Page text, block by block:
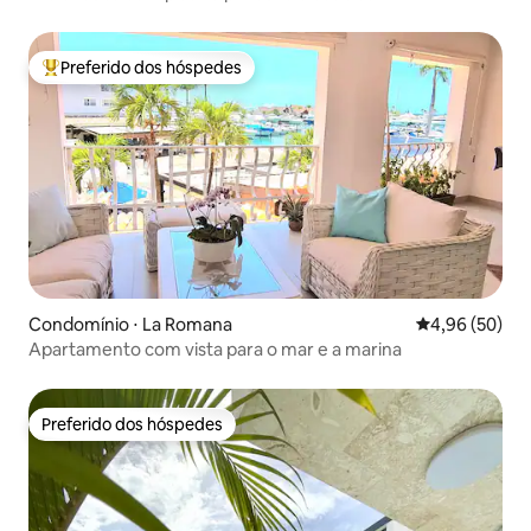
Entre os melhores preferidos dos hóspedes
Preferido dos hóspedes
Condomínio ⋅ La Romana 4,96 de uma
4,96 (50)
Apartamento com vista para o mar e a marina
Preferido dos hóspedes
Preferido dos hóspedes